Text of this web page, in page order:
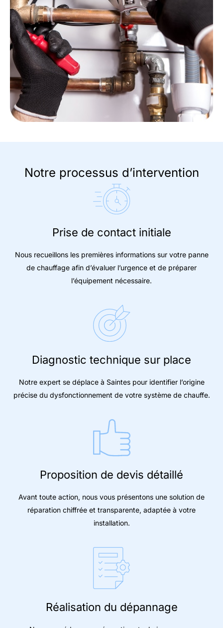
Notre processus d’intervention
Prise de contact initiale
Nous recueillons les premières informations sur votre panne
de chauffage afin d’évaluer l’urgence et de préparer
l’équipement nécessaire.
Diagnostic technique sur place
Notre expert se déplace à Saintes pour identifier l’origine
précise du dysfonctionnement de votre système de chauffe.
Proposition de devis détaillé
Avant toute action, nous vous présentons une solution de
réparation chiffrée et transparente, adaptée à votre
installation.
Réalisation du dépannage